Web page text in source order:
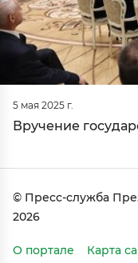
5 мая 2025 г.
Вручение
© Пресс-служба
2026
О портале Карта